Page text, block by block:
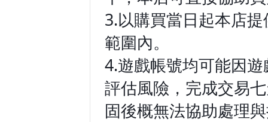
3.以購買當日起本店
範圍內。
4.遊戲帳號均可能因
評估風險，完成交易
固後概無法協助處理